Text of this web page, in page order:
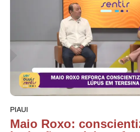
PIAUI
Maio Roxo: